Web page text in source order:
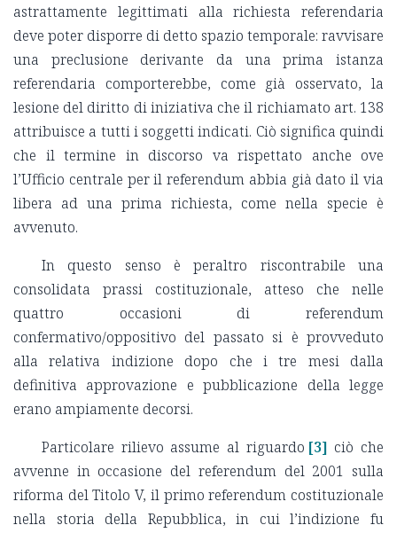
astrattamente legittimati alla richiesta referendaria
deve poter disporre di detto spazio temporale: ravvisare
una preclusione derivante da una prima istanza
referendaria comporterebbe, come già osservato, la
lesione del diritto di iniziativa che il richiamato art. 138
attribuisce a tutti i soggetti indicati. Ciò significa quindi
che il termine in discorso va rispettato anche ove
l’Ufficio centrale per il referendum abbia già dato il via
libera ad una prima richiesta, come nella specie è
avvenuto.
In questo senso è peraltro riscontrabile una
consolidata prassi costituzionale, atteso che nelle
quattro occasioni di referendum
confermativo/oppositivo del passato si è provveduto
alla relativa indizione dopo che i tre mesi dalla
definitiva approvazione e pubblicazione della legge
erano ampiamente decorsi.
Particolare rilievo assume al riguardo [3] ciò che
avvenne in occasione del referendum del 2001 sulla
riforma del Titolo V, il primo referendum costituzionale
nella storia della Repubblica, in cui l’indizione fu